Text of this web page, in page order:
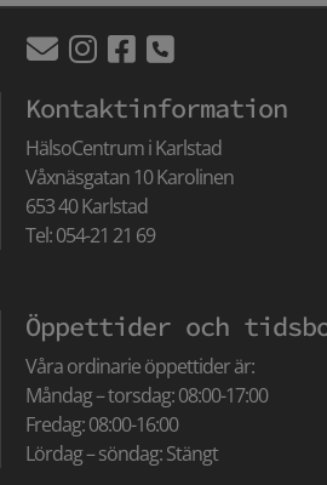
Kontaktinformation
HälsoCentrum i Karlstad
Våxnäsgatan 10 Karolinen
653 40 Karlstad
Tel: 054-21 21 69
Öppettider och
Våra ordinarie öppettider är:
Måndag – torsdag: 08:00-17:00
Fredag: 08:00-16:00
Lördag – söndag: Stängt